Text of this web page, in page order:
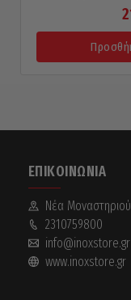
ΕΠΙΚΟΙΝΩΝΊΑ
Νέα
2310759800
info@inoxstore.gr
www.inoxstore.gr